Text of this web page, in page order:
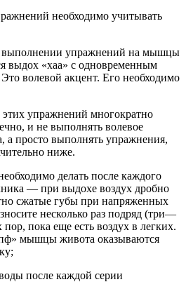
необходимо учитывать
упражнений на мышцы
выдох «хаа» с одновременным
волевой акцент. Его необходимо
этих упражнений многократно
и не выполнять волевое
просто выполнять упражнения,
ниже.
делать после каждого
— при выдохе воздух дробно
сжатые губы при напряженных
несколько раз подряд (три—
пор, пока еще есть воздух в легких.
мышцы живота оказываются
после каждой серии